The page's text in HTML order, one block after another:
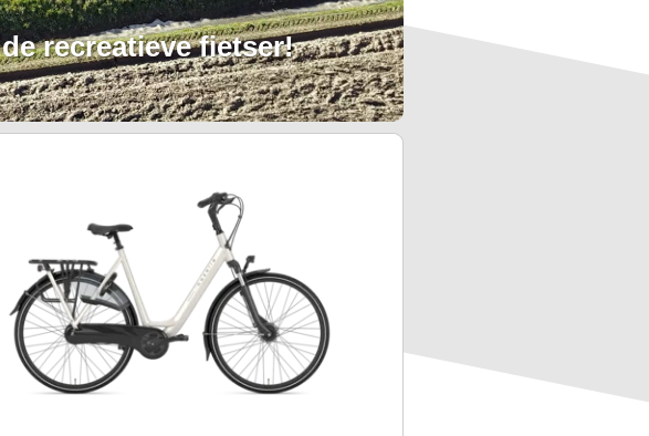
recreatieve fietser!